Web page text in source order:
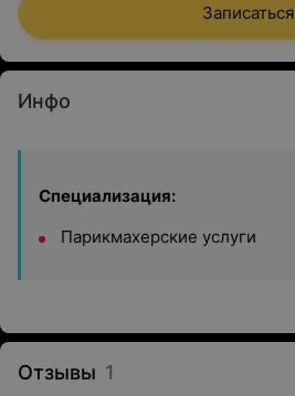
Записаться
Инфо
Специализация:
Парикмахерские услуги
Отзывы 1